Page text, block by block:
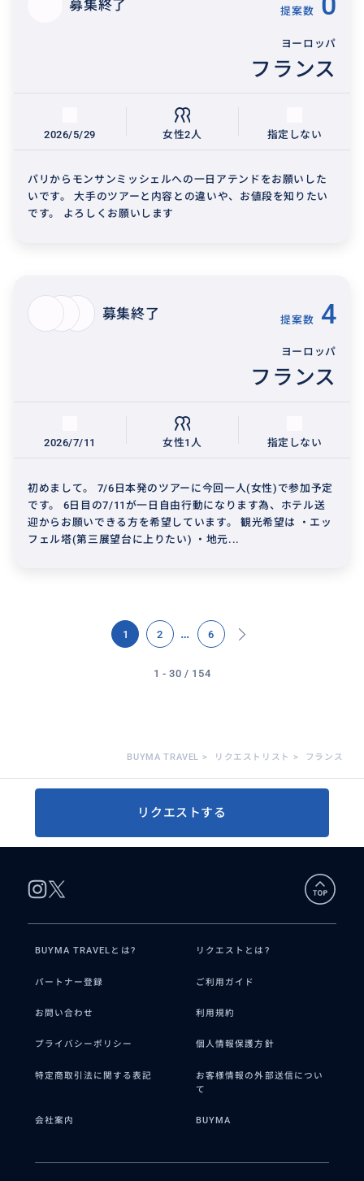
募集終了 提案数
ヨーロッパ
フランス
2026/5/29 女性2人 指定しない
パリからモンサンミッシェルへの一日アテンドをお願いした
いです。 大手のツアーと内容との違いや、お値段を知りたい
です。 よろしくお願いします
募集終了 提案数 4
ヨーロッパ
フランス
2026/7/11 女性1人 指定しない
初めまして。 7/6日本発のツアーに今回一人(女性)で参加予定
です。 6日目の7/11が一日自由行動になります為、ホテル送
迎からお願いできる方を希望しています。 観光希望は ・エッ
フェル塔(第三展望台に上りたい) ・地元...
1 2 … 6
1 - 30 / 154
BUYMA TRAVEL > リクエストリスト > フランス
リクエストする
BUYMA TRAVELとは? リクエストとは?
パートナー登録 ご利用ガイド
お問い合わせ 利用規約
プライバシーポリシー 個人情報保護方針
特定商取引法に関する表記
お客様情報の外部送信につい
て
会社案内 BUYMA